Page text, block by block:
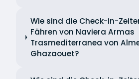
Wie sind die Check-in-
Fähren von Naviera Armas
Trasmediterranea von
Ghazaouet?